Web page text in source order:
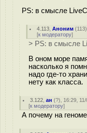
PS: в смысле
4.113 ,Аноним (113
[к модератору]
> PS: в смысле
В оном море
насколько я
надо где-то
нету как класса.
3.122 ,ан (?), 16:29,
[к модератору]
А почему на